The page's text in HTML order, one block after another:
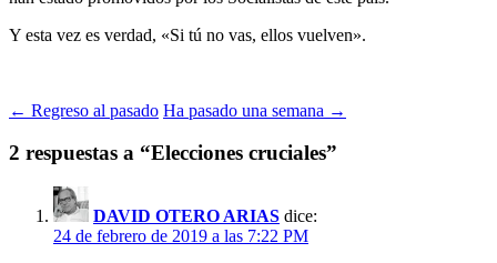
Y esta vez es verdad, «Si tú no vas, ellos vuelven».
← Regreso al pasado Ha pasado una semana →
2 respuestas a “Elecciones cruciales”
DAVID OTERO ARIAS dice:
24 de febrero de 2019 a las 7:22 PM